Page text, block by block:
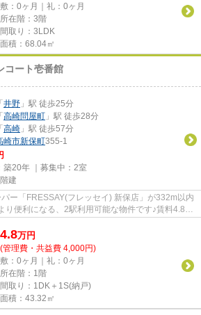
敷：0ヶ月｜礼：0ヶ月
所在階：3階
間取り：3LDK
面積：68.04㎡
コート壱番館
「 井野 」駅 徒歩25分
「 高崎問屋町 」駅 徒歩28分
「 高崎 」駅 徒歩57分
崎市新保町355-1
築20年 ｜募集中： 2室
建
ー「FRESSAY(フレッセイ) 新保店」が332m以内
り便利になる、2駅利用可能な物件です♪賃料4.8万
...
4.8万円
(管理費・共益費 4,000円)
敷：0ヶ月｜礼：0ヶ月
所在階：1階
間取り：1DK＋1S(納戸)
面積：43.32㎡